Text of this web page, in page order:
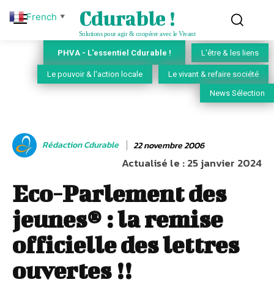
Cdurable !
Solutions pour agir & coopérer avec le Vivant
PHVA - L'essentiel Cdurable ! L'être & les liens
Le pouvoir & l'action locale Le vivant & refaire société
News Sélection
Rédaction Cdurable 22 novembre 2006
Actualisé le :25 janvier 2024
Eco-Parlement des
jeunes® : la remise
officielle des lettres
ouvertes !!
French ▼